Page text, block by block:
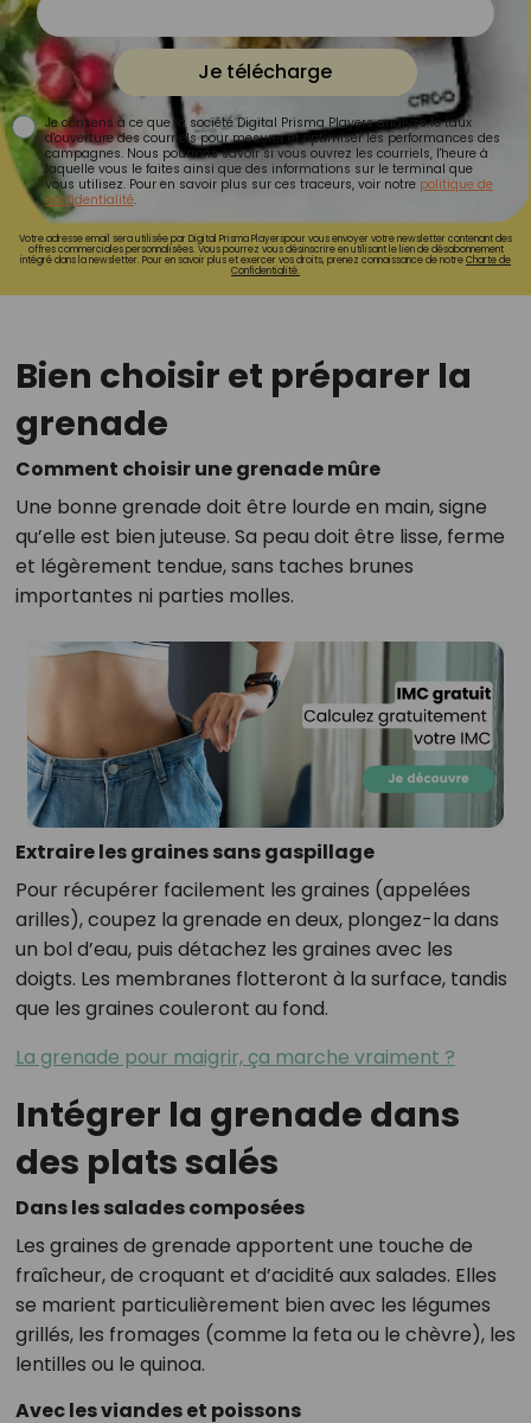
Je télécharge
Je consens à ce que la société Digital Prisma Players analyse le taux
d'ouverture des courriels pour mesurer et optimiser les performances des
campagnes. Nous pourrons savoir si vous ouvrez les courriels, l'heure à
laquelle vous le faites ainsi que des informations sur le terminal que
vous utilisez. Pour en savoir plus sur ces traceurs, voir notre politique de
confidentialité.
Votre adresse email sera utilisée par Digital Prisma Playerspour vous envoyer votre newsletter contenant des
offres commerciales personnalisées. Vous pourrez vous désinscrire en utilisant le lien de désabonnement
intégré dans la newsletter. Pour en savoir plus et exercer vos droits, prenez connaissance de notreCharte de
Confidentialité.
Bien choisir et préparer la
grenade
Comment choisir une grenade mûre
Une bonne grenade doit être lourde en main, signe
qu’elle est bien juteuse. Sa peau doit être lisse, ferme
et légèrement tendue, sans taches brunes
importantes ni parties molles.
Extraire les graines sans gaspillage
Pour récupérer facilement les graines (appelées
arilles), coupez la grenade en deux, plongez-la dans
un bol d’eau, puis détachez les graines avec les
doigts. Les membranes flotteront à la surface, tandis
que les graines couleront au fond.
La grenade pour maigrir, ça marche vraiment ?
Intégrer la grenade dans
des plats salés
Dans les salades composées
Les graines de grenade apportent une touche de
fraîcheur, de croquant et d’acidité aux salades. Elles
se marient particulièrement bien avec les légumes
grillés, les fromages (comme la feta ou le chèvre), les
lentilles ou le quinoa.
Avec les viandes et poissons